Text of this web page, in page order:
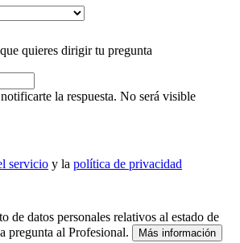
quieres dirigir tu pregunta
la respuesta. No será visible
servicio y la política de privacidad
de datos personales relativos al estado de
pregunta al Profesional.
Más información